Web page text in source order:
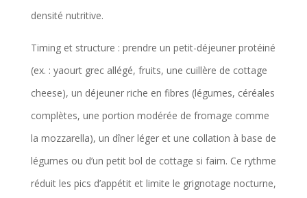
densité nutritive.
Timing et structure : prendre un petit-déjeuner protéiné
(ex. : yaourt grec allégé, fruits, une cuillère de cottage
cheese), un déjeuner riche en fibres (légumes, céréales
complètes, une portion modérée de fromage comme
la mozzarella), un dîner léger et une collation à base de
légumes ou d’un petit bol de cottage si faim. Ce rythme
réduit les pics d’appétit et limite le grignotage nocturne,